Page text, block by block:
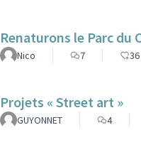
Renaturons le Parc du
Nico 7 36
Projets « Street art »
GUYONNET 4